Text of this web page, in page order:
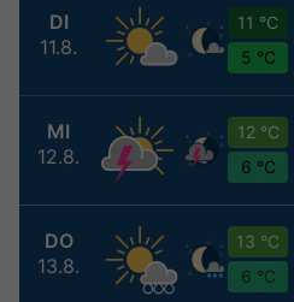
DI
11.8.
11 °C
5 °C
MI
12.8.
12 °C
6 °C
DO
13.8.
13 °C
6 °C